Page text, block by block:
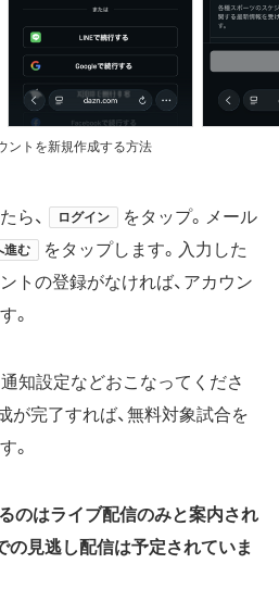
ントを新規作成する方法
ら、 ログイン
をタップ。メール
進む
をタップします。入力した
トの登録がなければ、アカウン
。
通知設定などおこなってくださ
が完了すれば、無料対象試合を
。
のはライブ配信のみと案内され
の見逃し配信は予定されていま